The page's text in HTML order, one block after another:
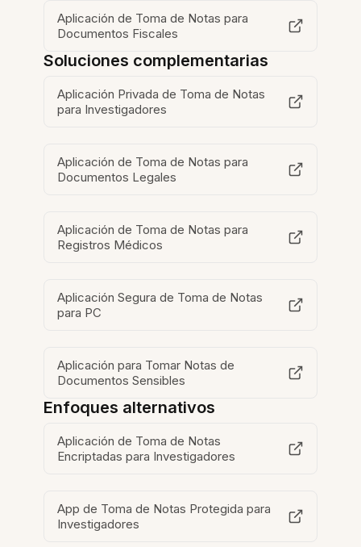
Aplicación de Toma de Notas para
Documentos Fiscales
Soluciones complementarias
Aplicación Privada de Toma de Notas
para Investigadores
Aplicación de Toma de Notas para
Documentos Legales
Aplicación de Toma de Notas para
Registros Médicos
Aplicación Segura de Toma de Notas
para PC
Aplicación para Tomar Notas de
Documentos Sensibles
Enfoques alternativos
Aplicación de Toma de Notas
Encriptadas para Investigadores
App de Toma de Notas Protegida para
Investigadores